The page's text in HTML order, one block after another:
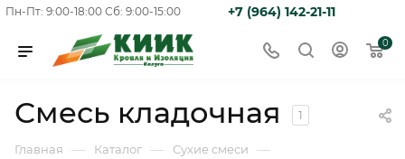
Пн-Пт: 9:00-18:00 Сб: 9:00-15:00 +7 (964) 142-21-11
0
Смесь кладочная 1
Главная — Каталог — Сухие смеси —